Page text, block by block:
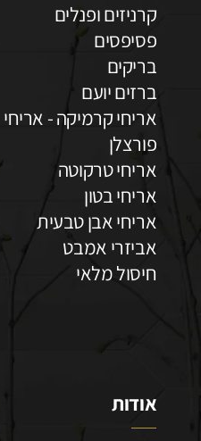
קרניזים ופנלים
פסיפסים
בריקים
ברזים יועם
אריחי קרמיקה - אריחי
פורצלן
אריחי טרקוטה
אריחי בטון
אריחי אבן טבעית
אביזרי אמבט
חיסול מלאי
אודות